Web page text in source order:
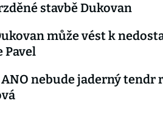
stavbě Dukovan
může vést k
Pavel
nebude jaderný tendr